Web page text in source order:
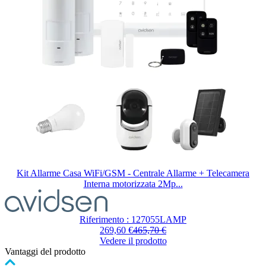
Kit Allarme Casa WiFi/GSM - Centrale Allarme + Telecamera
Interna motorizzata 2Mp...
dipende
dalle
opzioni
scelte
Riferimento : 127055LAMP
269,60 €465,70 €
Vedere il prodotto
Vantaggi del prodotto